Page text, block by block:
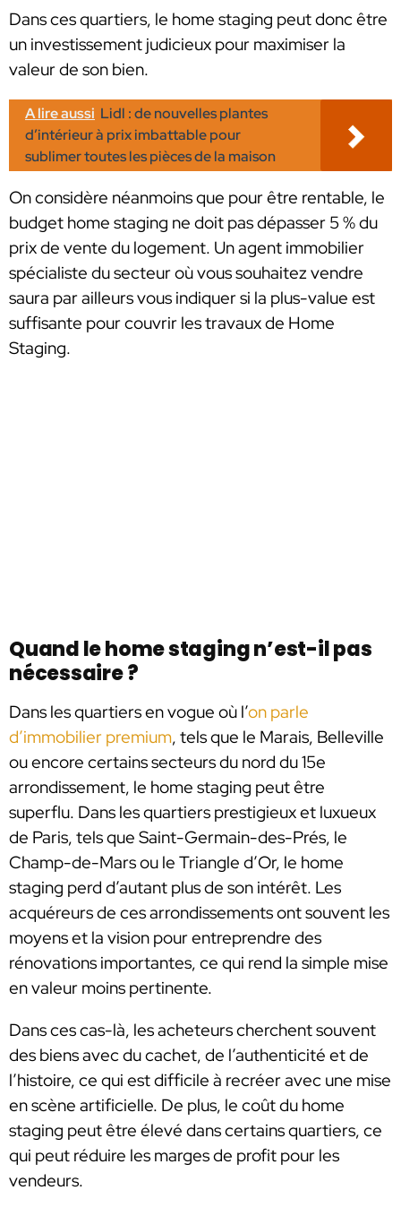
Dans ces quartiers, le home staging peut donc être
un investissement judicieux pour maximiser la
valeur de son bien.
A lire aussi Lidl : de nouvelles plantes
d’intérieur à prix imbattable pour
sublimer toutes les pièces de la maison
On considère néanmoins que pour être rentable, le
budget home staging ne doit pas dépasser 5 % du
prix de vente du logement. Un agent immobilier
spécialiste du secteur où vous souhaitez vendre
saura par ailleurs vous indiquer si la plus-value est
suffisante pour couvrir les travaux de Home
Staging.
Quand le home staging n’est-il pas
nécessaire ?
Dans les quartiers en vogue où l’on parle
d’immobilier premium, tels que le Marais, Belleville
ou encore certains secteurs du nord du 15e
arrondissement, le home staging peut être
superflu. Dans les quartiers prestigieux et luxueux
de Paris, tels que Saint-Germain-des-Prés, le
Champ-de-Mars ou le Triangle d’Or, le home
staging perd d’autant plus de son intérêt. Les
acquéreurs de ces arrondissements ont souvent les
moyens et la vision pour entreprendre des
rénovations importantes, ce qui rend la simple mise
en valeur moins pertinente.
Dans ces cas-là, les acheteurs cherchent souvent
des biens avec du cachet, de l’authenticité et de
l’histoire, ce qui est difficile à recréer avec une mise
en scène artificielle. De plus, le coût du home
staging peut être élevé dans certains quartiers, ce
qui peut réduire les marges de profit pour les
vendeurs.